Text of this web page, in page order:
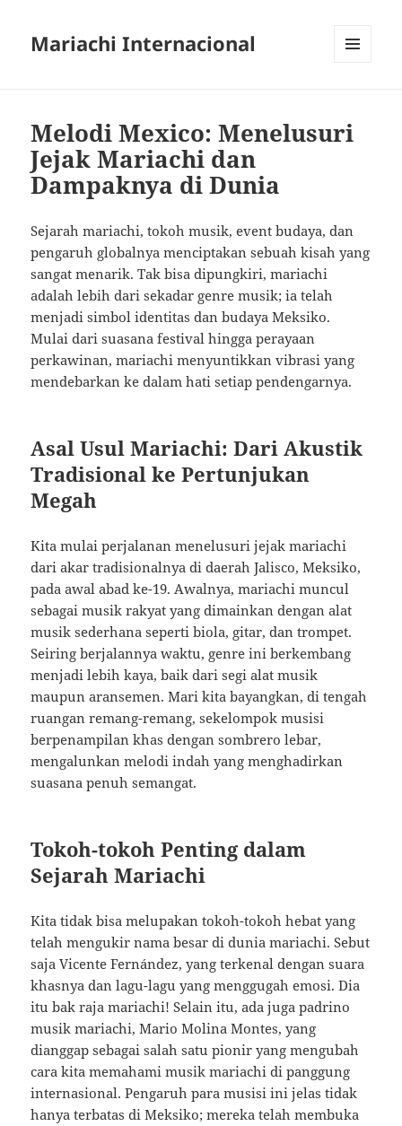
Mariachi Internacional
Melodi Mexico: Menelusuri
Jejak Mariachi dan
Dampaknya di Dunia
Sejarah mariachi, tokoh musik, event budaya, dan
pengaruh globalnya menciptakan sebuah kisah yang
sangat menarik. Tak bisa dipungkiri, mariachi
adalah lebih dari sekadar genre musik; ia telah
menjadi simbol identitas dan budaya Meksiko.
Mulai dari suasana festival hingga perayaan
perkawinan, mariachi menyuntikkan vibrasi yang
mendebarkan ke dalam hati setiap pendengarnya.
Asal Usul Mariachi: Dari Akustik
Tradisional ke Pertunjukan
Megah
Kita mulai perjalanan menelusuri jejak mariachi
dari akar tradisionalnya di daerah Jalisco, Meksiko,
pada awal abad ke-19. Awalnya, mariachi muncul
sebagai musik rakyat yang dimainkan dengan alat
musik sederhana seperti biola, gitar, dan trompet.
Seiring berjalannya waktu, genre ini berkembang
menjadi lebih kaya, baik dari segi alat musik
maupun aransemen. Mari kita bayangkan, di tengah
ruangan remang-remang, sekelompok musisi
berpenampilan khas dengan sombrero lebar,
mengalunkan melodi indah yang menghadirkan
suasana penuh semangat.
Tokoh-tokoh Penting dalam
Sejarah Mariachi
Kita tidak bisa melupakan tokoh-tokoh hebat yang
telah mengukir nama besar di dunia mariachi. Sebut
saja Vicente Fernández, yang terkenal dengan suara
khasnya dan lagu-lagu yang menggugah emosi. Dia
itu bak raja mariachi! Selain itu, ada juga padrino
musik mariachi, Mario Molina Montes, yang
dianggap sebagai salah satu pionir yang mengubah
cara kita memahami musik mariachi di panggung
internasional. Pengaruh para musisi ini jelas tidak
hanya terbatas di Meksiko; mereka telah membuka